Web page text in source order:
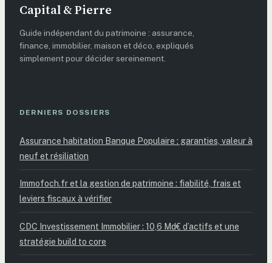
Capital & Pierre
Guide indépendant du patrimoine : assurance,
finance, immobilier, maison et déco, expliqués
simplement pour décider sereinement.
DERNIERS DOSSIERS
Assurance habitation Banque Populaire : garanties, valeur à
neuf et résiliation
Immofoch.fr et la gestion de patrimoine : fiabilité, frais et
leviers fiscaux à vérifier
CDC Investissement Immobilier : 10,6 Md€ d’actifs et une
stratégie build to core